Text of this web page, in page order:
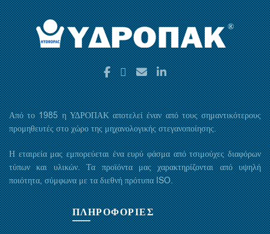
Από το 1985 η ΥΔΡΟΠΑΚ αποτελεί έναν από τους σημαντικότερους
προμηθευτές στο χώρο της μηχανολογικής στεγανοποίησης.
Η εταιρεία μας εμπορεύεται ένα ευρύ φάσμα από τσιμούχες διαφόρων
τύπων και υλικών. Τα προϊόντα μας χαρακτηρίζονται από υψηλή
ποιότητα, σύμφωνα με τα διεθνή πρότυπα ISO.
ΠΛΗΡΟΦΟΡΙΕΣ